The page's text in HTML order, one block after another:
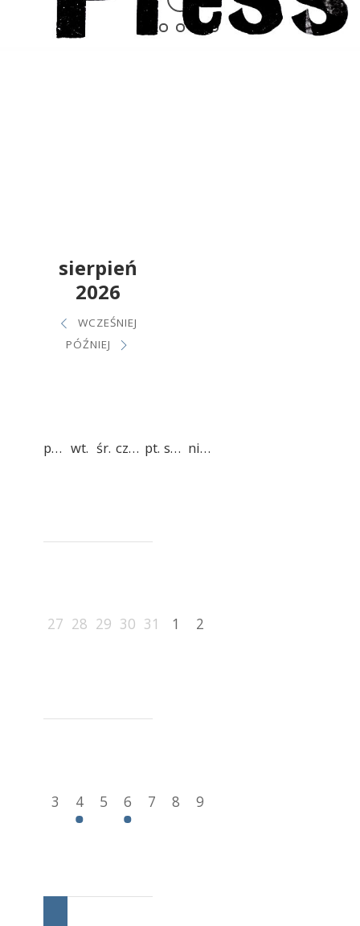
WCZEŚNIEJ
sierpień
2026
PÓŹNIEJ
pon. wt. śr. czw. pt. sob. niedz.
27 28 29 30 31 1 2
3 4 5 6 7 8 9